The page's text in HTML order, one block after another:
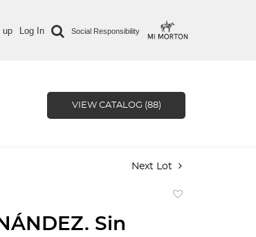
up Log In Social Responsibility
VIEW CATALOG (88)
Next Lot
Sin